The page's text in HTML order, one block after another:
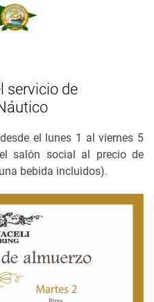
servicio de
el lunes 1 al viernes 5
salón social al precio de
bebida incluidos).